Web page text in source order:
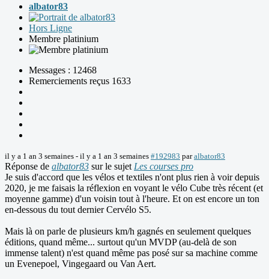
albator83
Hors Ligne
Membre platinium
Messages : 12468
Remerciements reçus 1633
il y a 1 an 3 semaines - il y a 1 an 3 semaines #192983 paralbator83
Réponse de albator83 sur le sujet Les courses pro
Je suis d'accord que les vélos et textiles n'ont plus rien à voir depuis
2020, je me faisais la réflexion en voyant le vélo Cube très récent (et
moyenne gamme) d'un voisin tout à l'heure. Et on est encore un ton
en-dessous du tout dernier Cervélo S5.
Mais là on parle de plusieurs km/h gagnés en seulement quelques
éditions, quand même... surtout qu'un MVDP (au-delà de son
immense talent) n'est quand même pas posé sur sa machine comme
un Evenepoel, Vingegaard ou Van Aert.